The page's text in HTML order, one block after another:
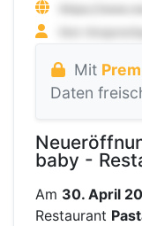
Mit
Daten
baby -
Am 30. April
Restaurant